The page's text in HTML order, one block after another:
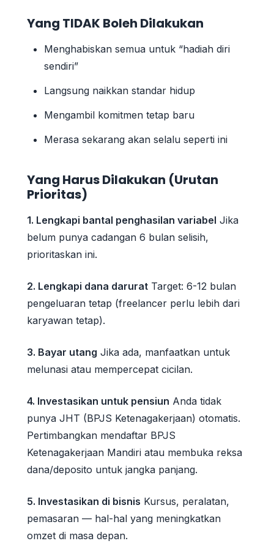
Yang TIDAK Boleh Dilakukan
Menghabiskan semua untuk “hadiah diri
sendiri”
Langsung naikkan standar hidup
Mengambil komitmen tetap baru
Merasa sekarang akan selalu seperti ini
Yang Harus Dilakukan (Urutan
Prioritas)
1. Lengkapi bantal penghasilan variabel Jika
belum punya cadangan 6 bulan selisih,
prioritaskan ini.
2. Lengkapi dana darurat Target: 6-12 bulan
pengeluaran tetap (freelancer perlu lebih dari
karyawan tetap).
3. Bayar utang Jika ada, manfaatkan untuk
melunasi atau mempercepat cicilan.
4. Investasikan untuk pensiun Anda tidak
punya JHT (BPJS Ketenagakerjaan) otomatis.
Pertimbangkan mendaftar BPJS
Ketenagakerjaan Mandiri atau membuka reksa
dana/deposito untuk jangka panjang.
5. Investasikan di bisnis Kursus, peralatan,
pemasaran — hal-hal yang meningkatkan
omzet di masa depan.